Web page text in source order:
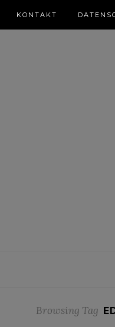
KONTAKT
Browsing Tag